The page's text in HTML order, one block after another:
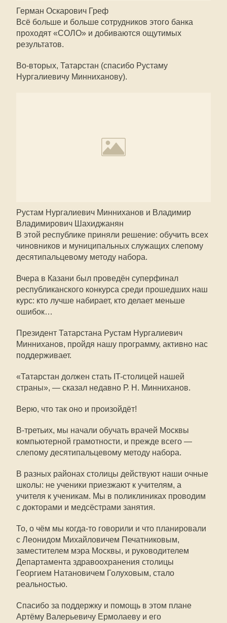
Герман Оскарович Греф
Всё больше и больше сотрудников этого банка
проходят «СОЛО» и добиваются ощутимых
результатов.
Во-вторых, Татарстан (спасибо Рустаму
Нургалиевичу Минниханову).
Рустам Нургалиевич Минниханов и Владимир
Владимирович Шахиджанян
В этой республике приняли решение: обучить всех
чиновников и муниципальных служащих слепому
десятипальцевому методу набора.
Вчера в Казани был проведён суперфинал
республиканского конкурса среди прошедших наш
курс: кто лучше набирает, кто делает меньше
ошибок…
Президент Татарстана Рустам Нургалиевич
Минниханов, пройдя нашу программу, активно нас
поддерживает.
«Татарстан должен стать IT-столицей нашей
страны», — сказал недавно Р. Н. Минниханов.
Верю, что так оно и произойдёт!
В-третьих, мы начали обучать врачей Москвы
компьютерной грамотности, и прежде всего —
слепому десятипальцевому методу набора.
В разных районах столицы действуют наши очные
школы: не ученики приезжают к учителям, а
учителя к ученикам. Мы в поликлиниках проводим
с докторами и медсёстрами занятия.
То, о чём мы когда-то говорили и что планировали
с Леонидом Михайловичем Печатниковым,
заместителем мэра Москвы, и руководителем
Департамента здравоохранения столицы
Георгием Натановичем Голуховым, стало
реальностью.
Спасибо за поддержку и помощь в этом плане
Артёму Валерьевичу Ермолаеву и его